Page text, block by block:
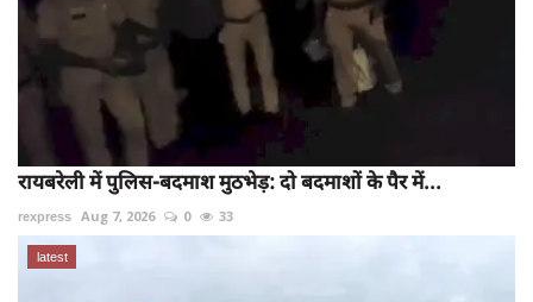
रायबरेली में पुलिस-बदमाश मुठभेड़: दो बदमाशों के पैर में...
rexpress Aug 7, 2026 0 33
latest